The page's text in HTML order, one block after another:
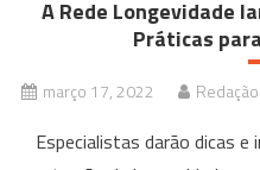
A Rede Longevidade
Práticas
março 17, 2022 Redação
Especialistas darão dicas